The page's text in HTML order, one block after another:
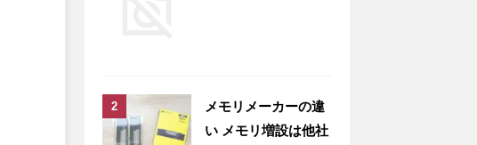
メモリメーカーの違
い メモリ増設は他社